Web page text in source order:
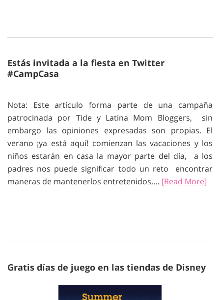
Estás invitada a la fiesta en Twitter
#CampCasa
Nota: Este artículo forma parte de una campaña
patrocinada por Tide y Latina Mom Bloggers, sin
embargo las opiniones expresadas son propias. El
verano ¡ya está aquí! comienzan las vacaciones y los
niños estarán en casa la mayor parte del día, a los
padres nos puede significar todo un reto encontrar
maneras de mantenerlos entretenidos,… [Read More]
Gratis días de juego en las tiendas de Disney